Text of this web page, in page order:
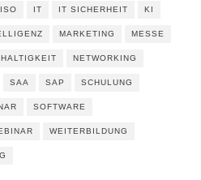
ISO IT IT SICHERHEIT KI
MARKETING MESSE
NETWORKING
SAA SAP SCHULUNG
SOFTWARE
WEITERBILDUNG